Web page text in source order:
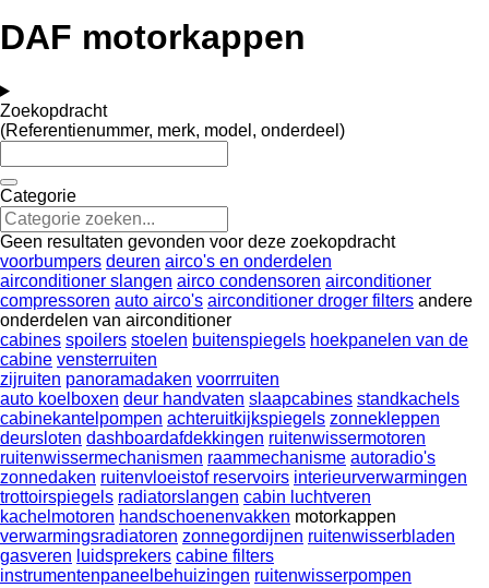
DAF motorkappen
Zoekopdracht
(Referentienummer, merk, model, onderdeel)
Categorie
Geen resultaten gevonden voor deze zoekopdracht
voorbumpers deuren airco's en onderdelen
airconditioner slangen airco condensoren airconditioner
compressoren auto airco's airconditioner droger filters andere
onderdelen van airconditioner
cabines spoilers stoelen buitenspiegels hoekpanelen van de
cabine vensterruiten
zijruiten panoramadaken voorrruiten
auto koelboxen deur handvaten slaapcabines standkachels
cabinekantelpompen achteruitkijkspiegels zonnekleppen
deursloten dashboardafdekkingen ruitenwissermotoren
ruitenwissermechanismen raammechanisme autoradio's
zonnedaken ruitenvloeistof reservoirs interieurverwarmingen
trottoirspiegels radiatorslangen cabin luchtveren
kachelmotoren handschoenenvakken motorkappen
verwarmingsradiatoren zonnegordijnen ruitenwisserbladen
gasveren luidsprekers cabine filters
instrumentenpaneelbehuizingen ruitenwisserpompen